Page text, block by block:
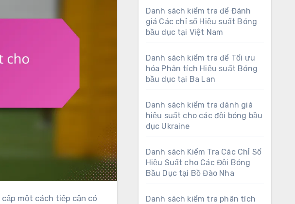
Danh sách kiểm tra để Đánh
giá Các chỉ số Hiệu suất Bóng
bầu dục tại Việt Nam
Danh sách kiểm tra để Tối ưu
hóa Phân tích Hiệu suất Bóng
bầu dục tại Ba Lan
Danh sách kiểm tra đánh giá
hiệu suất cho các đội bóng bầu
dục Ukraine
Danh sách Kiểm Tra Các Chỉ Số
Hiệu Suất cho Các Đội Bóng
Bầu Dục tại Bồ Đào Nha
Danh sách kiểm tra phân tích